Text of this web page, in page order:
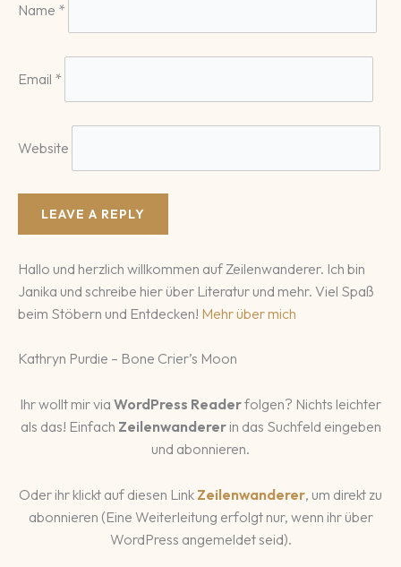
Name *
Email *
Website
Hallo und herzlich willkommen auf Zeilenwanderer. Ich bin
Janika und schreibe hier über Literatur und mehr. Viel Spaß
beim Stöbern und Entdecken! Mehr über mich
Kathryn Purdie – Bone Crier’s Moon
Ihr wollt mir via WordPress Readerfolgen? Nichts leichter
als das! Einfach Zeilenwandererin das Suchfeld eingeben
und abonnieren.
Oder ihr klickt auf diesen Link Zeilenwanderer, um direkt zu
abonnieren (Eine Weiterleitung erfolgt nur, wenn ihr über
WordPress angemeldet seid).